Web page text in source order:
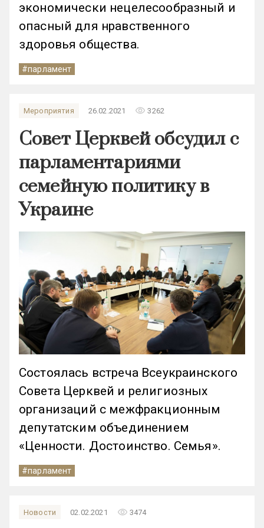
экономически нецелесообразный и
опасный для нравственного
здоровья общества.
#парламент
Мероприятия 26.02.2021 remove_red_eye 3262
Совет Церквей обсудил с
парламентариями
семейную политику в
Украине
Состоялась встреча Всеукраинского
Совета Церквей и религиозных
организаций с межфракционным
депутатским объединением
«Ценности. Достоинство. Семья».
#парламент
Новости 02.02.2021 remove_red_eye 3474